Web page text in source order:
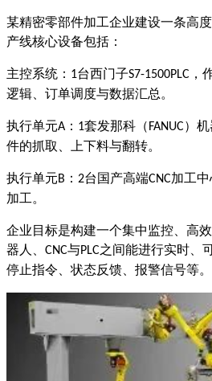
某精密零部件加工企业建设一条高
产线核心设备包括：
主控系统： 1台西门子S7-1500PLC ，
逻辑、订单调度与数据汇总。
执行单元A ： 1套发那科（ FANUC）
件的抓取、上下料与翻转。
执行单元B ： 2台国产高端CNC加工
加工。
企业目标是构建一个集中监控、高
器人、 CNC与PLC之间能进行实时、
停止指令、状态反馈、报警信号等。